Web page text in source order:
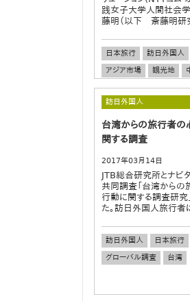
践女子大学人間社会
藤明（以下 斎藤明研
日本旅行 訪日外国人
アジア市場
観光地
タイ
訪日外国人
台湾からの旅行者の
関する調査
2017年03月14日
JTB総合研究所とナビ
共同調査「台湾からの
行動に関する調査研究
た。訪日外国人旅行者
訪日外国人 日本旅行
グローバル調査
台湾